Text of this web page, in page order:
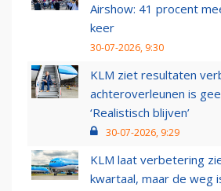
Airshow: 41 procent
keer
30-07-2026, 9:30
KLM ziet resultaten
achteroverleunen is
‘Realistisch blijven’
30-07-2026, 9:29
KLM laat verbetering
kwartaal, maar de weg